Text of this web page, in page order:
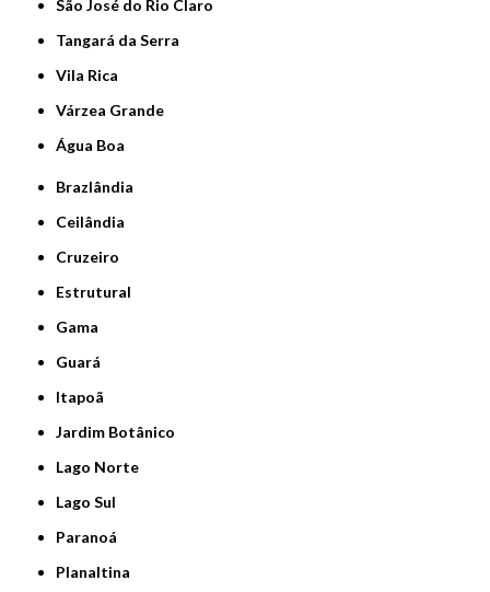
São José do Rio Claro
Tangará da Serra
Vila Rica
Várzea Grande
Água Boa
Brazlândia
Ceilândia
Cruzeiro
Estrutural
Gama
Guará
Itapoã
Jardim Botânico
Lago Norte
Lago Sul
Paranoá
Planaltina